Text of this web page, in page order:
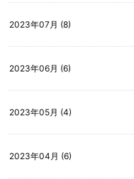
2023年07月 (8)
2023年06月 (6)
2023年05月 (4)
2023年04月 (6)